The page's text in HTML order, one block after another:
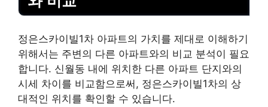
정은스카이빌1차 아파트의 가치를 제대로 이해하기
위해서는 주변의 다른 아파트와의 비교 분석이 필요
합니다. 신월동 내에 위치한 다른 아파트 단지와의
시세 차이를 비교함으로써, 정은스카이빌1차의 상
대적인 위치를 확인할 수 있습니다.